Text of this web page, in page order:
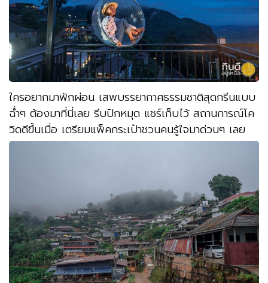
ใครอยากมาพักผ่อน เสพบรรยากาศธรรมชาติสุดกรีนแบบ
ฉ่ำๆ ต้องมาที่นี่เลย รีบปักหมุด แชร์เก็บไว้ สถานการณ์โค
วิดดีขึ้นเมื่อ เตรียมแพ็คกระเป๋าชวนคนรู้ใจมาด่วนๆ เลย